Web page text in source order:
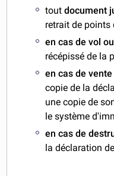
toutdocument
retrait de points
en cas de vol
récépissé de la
en cas de
copie de la
une copie de
le système
en cas de
la déclaration